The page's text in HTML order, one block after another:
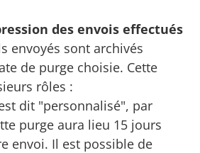
des envois effectués
envoyés sont archivés
de purge choisie. Cette
rôles :
dit "personnalisé", par
purge aura lieu 15 jours
envoi. Il est possible de